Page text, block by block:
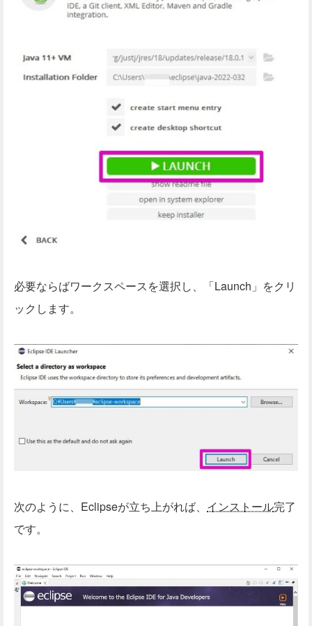
必要ならばワークスペースを選択し、「Launch」をクリ
ックします。
次のように、Eclipseが立ち上がれば、 インストール完了
です。